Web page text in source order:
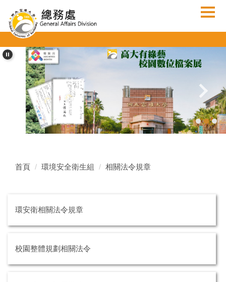
到
主
內
容
首頁 環境安全衛生組 相關法令規章
環安衛相關法令規章
校園整體規劃相關法令